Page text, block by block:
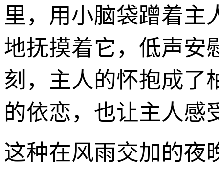
里，用小脑袋蹭着主
地抚摸着它，低声安
刻，主人的怀抱成了
的依恋，也让主人感
这种在风雨交加的夜